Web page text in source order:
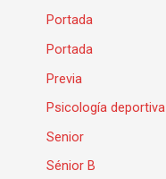
Portada
Portada
Previa
Psicología deportiva
Senior
Sénior B